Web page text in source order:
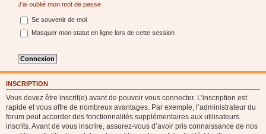
J’ai oublié mon mot de passe
Se souvenir de moi
Masquer mon statut en ligne lors de cette session
INSCRIPTION
Vous devez être inscrit(e) avant de pouvoir vous connecter. L’inscription est
rapide et vous offre de nombreux avantages. Par exemple, l’administrateur du
forum peut accorder des fonctionnalités supplémentaires aux utilisateurs
inscrits. Avant de vous inscrire, assurez-vous d’avoir pris connaissance de nos